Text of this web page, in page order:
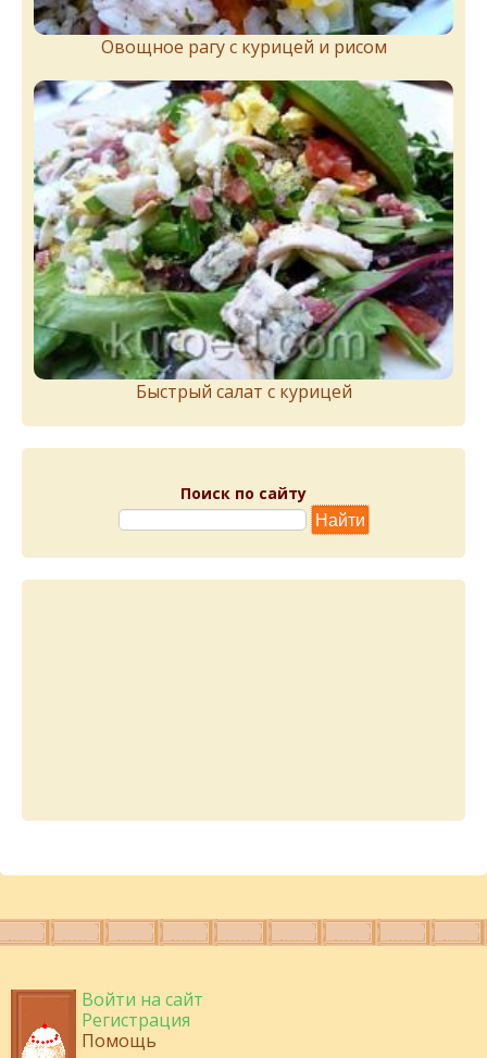
Овощное рагу с курицей и рисом
Быстрый салат с курицей
Поиск по сайту
Войти на сайт
Регистрация
Помощь